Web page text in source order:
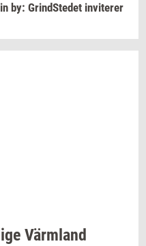
by: Grind­Ste­det in­vi­te­rer
Värmland